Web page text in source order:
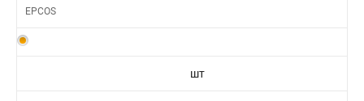
EPCOS
шт